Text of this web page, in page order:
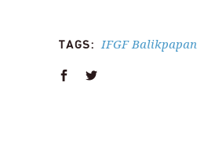
TAGS: IFGF Balikpapan